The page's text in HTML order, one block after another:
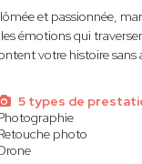
et passionnée,
émotions qui
votre histoire sans
5 types de
photo